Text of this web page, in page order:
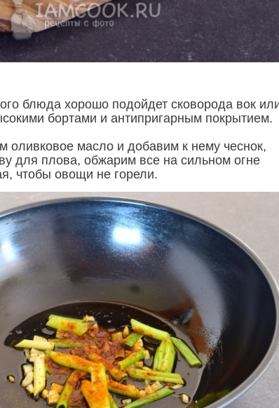
блюда хорошо подойдет сковорода вок
бортами и антипригарным покрытием.
оливковое масло и добавим к нему чеснок,
для плова, обжарим все на сильном огне
чтобы овощи не горели.